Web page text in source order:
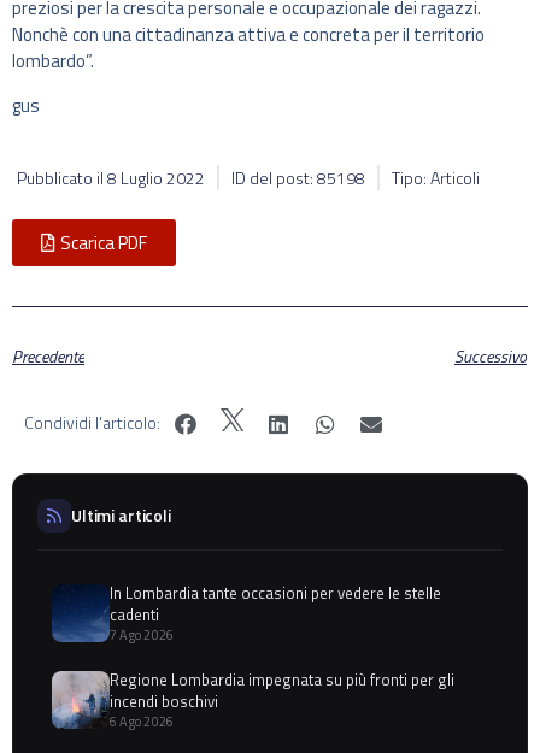
preziosi per la crescita personale e occupazionale dei ragazzi.
Nonchè con una cittadinanza attiva e concreta per il territorio
lombardo”.
gus
Pubblicato il8 Luglio 2022 ID del post: 85198 Tipo: Articoli
Scarica PDF
Precedente Successivo
Condividi l'articolo:
Ultimi articoli
In Lombardia tante occasioni per vedere le stelle
cadenti
7 Ago 2026
Regione Lombardia impegnata su più fronti per gli
incendi boschivi
6 Ago 2026